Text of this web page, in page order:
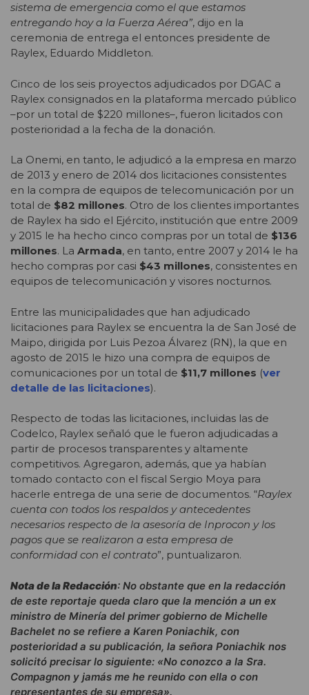
sistema de emergencia como el que estamos
entregando hoy a la Fuerza Aérea”, dijo en la
ceremonia de entrega el entonces presidente de
Raylex, Eduardo Middleton.
Cinco de los seis proyectos adjudicados por DGAC a
Raylex consignados en la plataforma mercado público
–por un total de $220 millones–, fueron licitados con
posterioridad a la fecha de la donación.
La Onemi, en tanto, le adjudicó a la empresa en marzo
de 2013 y enero de 2014 dos licitaciones consistentes
en la compra de equipos de telecomunicación por un
total de $82 millones. Otro de los clientes importantes
de Raylex ha sido el Ejército, institución que entre 2009
y 2015 le ha hecho cinco compras por un total de $136
millones. La Armada, en tanto, entre 2007 y 2014 le ha
hecho compras por casi $43 millones, consistentes en
equipos de telecomunicación y visores nocturnos.
Entre las municipalidades que han adjudicado
licitaciones para Raylex se encuentra la de San José de
Maipo, dirigida por Luis Pezoa Álvarez (RN), la que en
agosto de 2015 le hizo una compra de equipos de
comunicaciones por un total de $11,7 millones (ver
detalle de las licitaciones).
Respecto de todas las licitaciones, incluidas las de
Codelco, Raylex señaló que le fueron adjudicadas a
partir de procesos transparentes y altamente
competitivos. Agregaron, además, que ya habían
tomado contacto con el fiscal Sergio Moya para
hacerle entrega de una serie de documentos. “Raylex
cuenta con todos los respaldos y antecedentes
necesarios respecto de la asesoría de Inprocon y los
pagos que se realizaron a esta empresa de
conformidad con el contrato”, puntualizaron.
Nota de la Redacción: No obstante que en la redacción
de este reportaje queda claro que la mención a un ex
ministro de Minería del primer gobierno de Michelle
Bachelet no se refiere a Karen Poniachik, con
posterioridad a su publicación, la señora Poniachik nos
solicitó precisar lo siguiente: «No conozco a la Sra.
Compagnon y jamás me he reunido con ella o con
representantes de su empresa».